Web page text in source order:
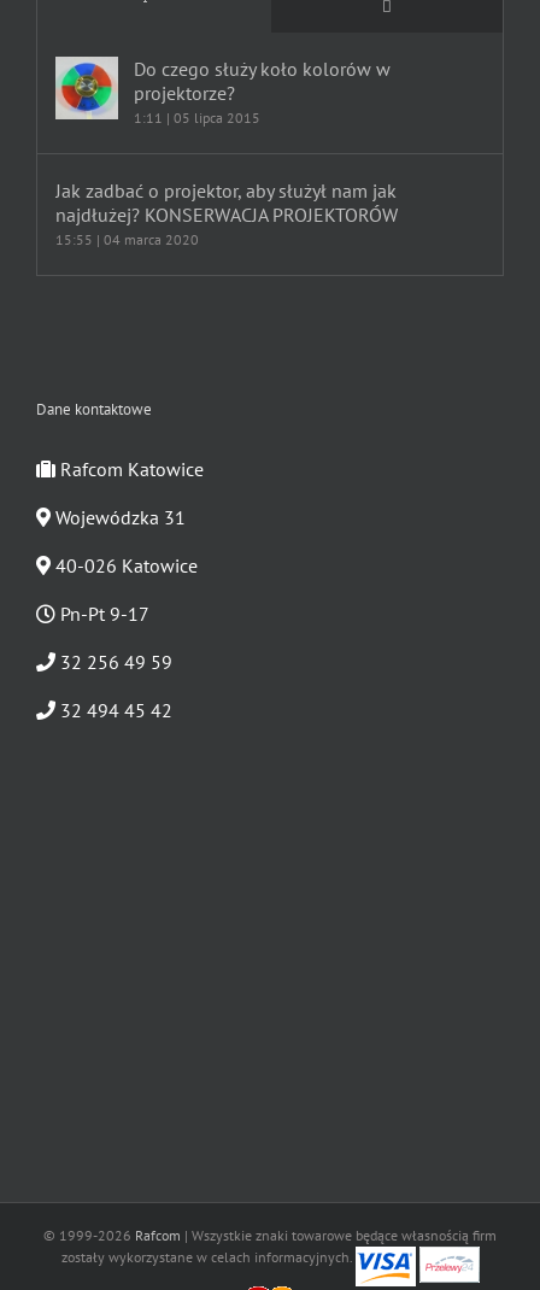
Comments
Do czego służy koło kolorów w
projektorze?
1:11 | 05 lipca 2015
Jak zadbać o projektor, aby służył nam jak
najdłużej? KONSERWACJA PROJEKTORÓW
15:55 | 04 marca 2020
Dane kontaktowe
Rafcom Katowice
Wojewódzka 31
40-026 Katowice
Pn-Pt 9-17
32 256 49 59
32 494 45 42
© 1999-2026 Rafcom | Wszystkie znaki towarowe będące własnością firm
zostały wykorzystane w celach informacyjnych.